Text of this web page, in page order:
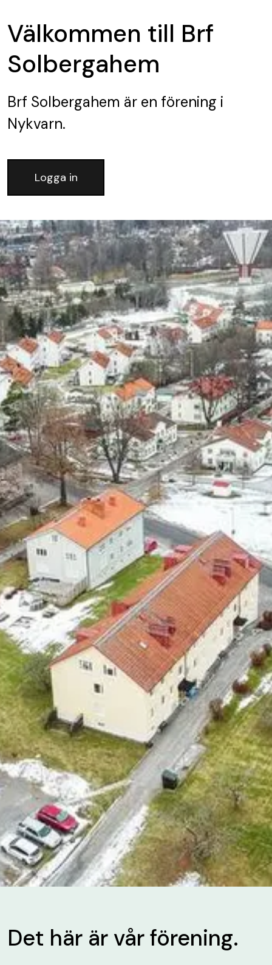
Välkommen till Brf
Solbergahem
Brf Solbergahem är en förening i
Nykvarn.
Logga in
Det här är vår förening.